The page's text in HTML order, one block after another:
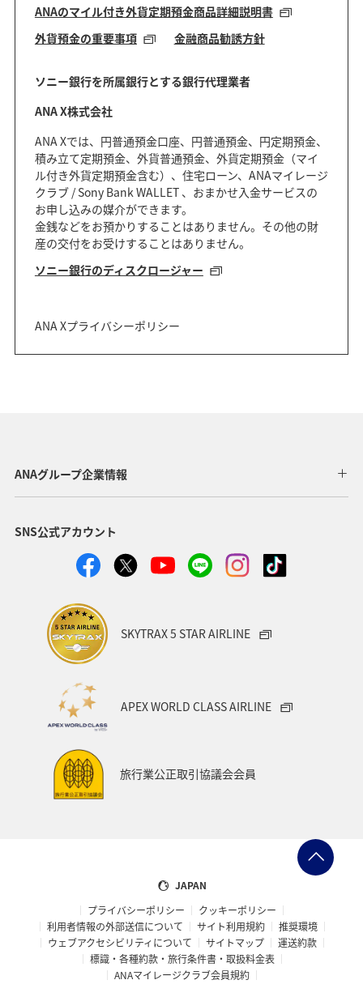
ANAのマイル付き外貨定期預金商品詳細説明書
外貨預金の重要事項
金融商品勧誘方針
ソニー銀行を所属銀行とする銀行代理業者
ANA X株式会社
ANA Xでは、円普通預金口座、円普通預金、円定期預金、
積み立て定期預金、外貨普通預金、外貨定期預金（マイ
ル付き外貨定期預金含む）、住宅ローン、ANAマイレージ
クラブ / Sony Bank WALLET 、おまかせ入金サービスの
お申し込みの媒介ができます。
金銭などをお預かりすることはありません。その他の財
産の交付をお受けすることはありません。
ソニー銀行のディスクロージャー
ANA Xプライバシーポリシー
ANAグループ企業情報
SNS公式アカウント
SKYTRAX 5 STAR AIRLINE
APEX WORLD CLASS AIRLINE
旅行業公正取引協議会会員
JAPAN
プライバシーポリシー
クッキーポリシー
利用者情報の外部送信について
サイト利用規約
推奨環境
ウェブアクセシビリティについて
サイトマップ
運送約款
標識・各種約款・旅行条件書・取扱料金表
ANAマイレージクラブ会員規約